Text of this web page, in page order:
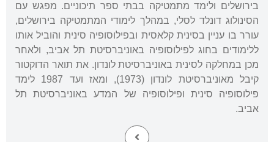
בירושלים ולימד מתמטיקה בבתי ספר תיכוניים. מפגש עם
הסינולוג דונלד לסלי, במהלך לימודי המתמטיקה בירושלים,
עורר בו עניין בסינית קלאסית ובפילוסופיה סינית והוביל אותו
ללימודים בחוג לפילוסופיה באוניברסיטת תל אביב, ולאחר
מכן במחלקה לסינית באוניברסיטת לונדון. את תואר הדוקטור
קיבל מאוניברסיטת לונדון (1973), ומאז ועד 1987 לימד
פילוסופיה סינית ופילוסופיה של המדע באוניברסיטת תל
אביב.